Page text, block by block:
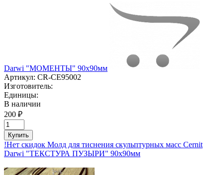
Darwi "МОМЕНТЫ" 90х90мм
Артикул: CR-CE95002
Изготовитель:
Единицы:
В наличии
200 ₽
Купить
!Нет скидок Молд для тиснения скульптурных масс Cernit
Darwi "ТЕКСТУРА ПУЗЫРИ" 90х90мм